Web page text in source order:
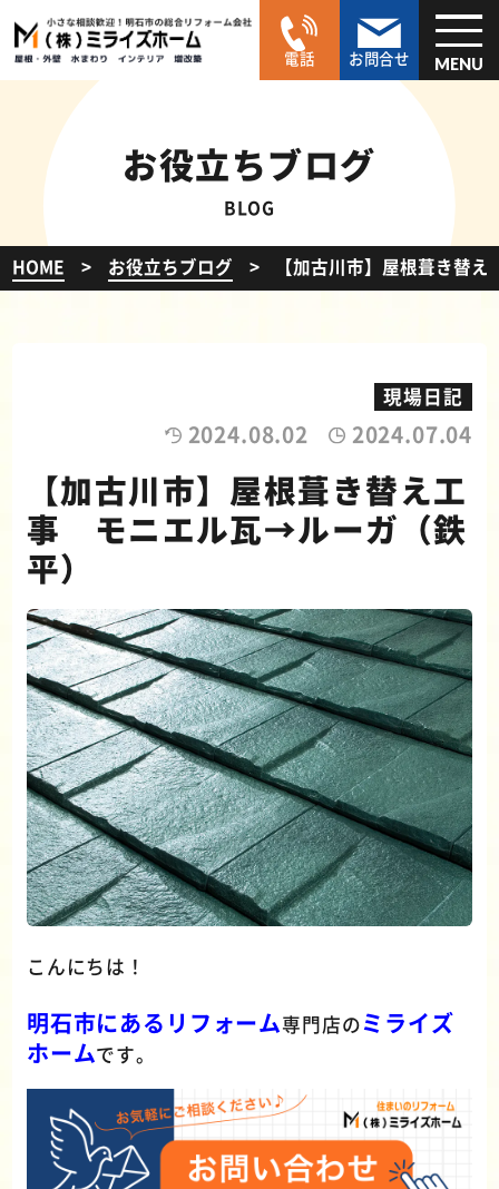
電話 お問合せ MENU
お役立ちブログ
BLOG
HOME お役立ちブログ 【加古川市】屋根葺き替
現場日記
2024.08.02 2024.07.04
【加古川市】屋根葺き替え工
事 モニエル瓦→ルーガ（鉄
平）
こんにちは！
明石市にあるリフォーム専門店のミライズ
ホームです。